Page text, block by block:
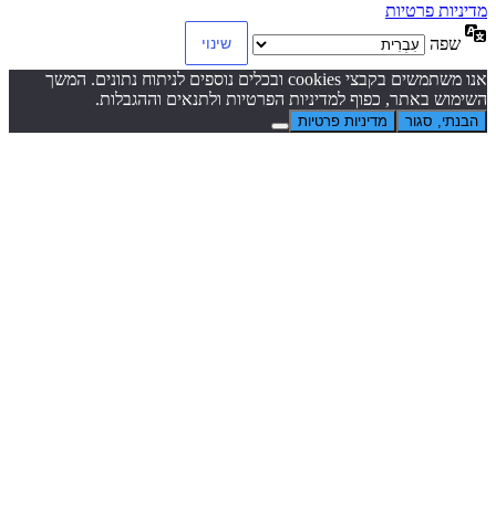
מדיניות פרטיות
שפה
אנו משתמשים בקבצי cookies ובכלים נוספים לניתוח נתונים. המשך
השימוש באתר, כפוף למדיניות הפרטיות ולתנאים וההגבלות.
הבנתי, סגור מדיניות פרטיות